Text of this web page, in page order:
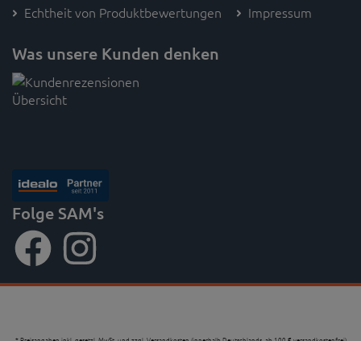
Echtheit von Produktbewertungen
Impressum
Was unsere Kunden denken
Folge SAM's